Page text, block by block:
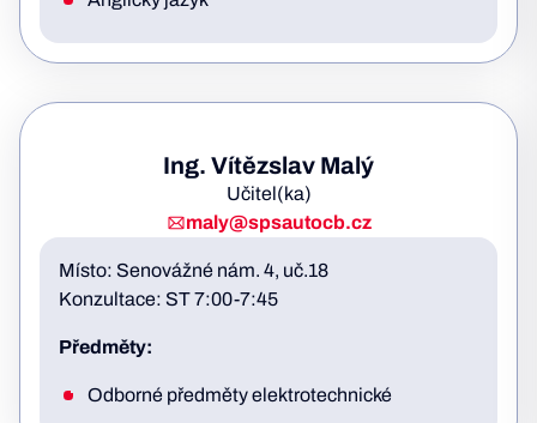
Ing. Vítězslav Malý
Učitel(ka)
maly@spsautocb.cz
Místo: Senovážné nám. 4, uč.18
Konzultace: ST 7:00-7:45
Předměty:
Odborné předměty elektrotechnické